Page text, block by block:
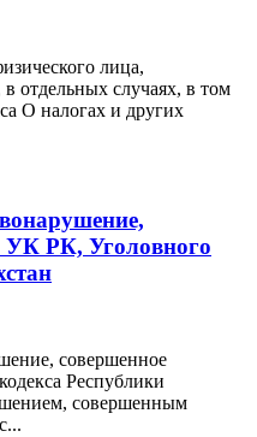
лица,
отдельных случаях, в том
О налогах и других
РК, Уголовного
совершенное
Республики
совершенным